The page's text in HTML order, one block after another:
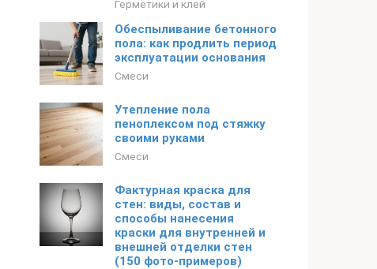
Герметики и клей
Обеспыливание бетонного
пола: как продлить период
эксплуатации основания
Смеси
Утепление пола
пеноплексом под стяжку
своими руками
Смеси
Фактурная краска для
стен: виды, состав и
способы нанесения
краски для внутренней и
внешней отделки стен
(150 фото-примеров)